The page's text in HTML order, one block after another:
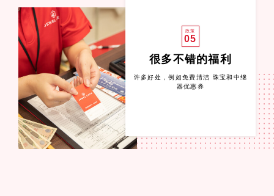
政策
05
很多不错的福利
许多好处，例如免费清洁 珠宝和中继
器优惠券